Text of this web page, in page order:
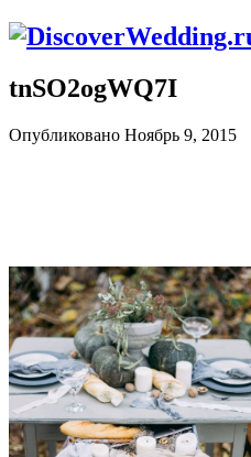
tnSO2ogWQ7I
Опубликовано Ноябрь 9, 2015